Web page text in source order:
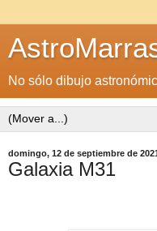
No sólo dibujo
domingo, 12 de septiembre de
Galaxia M31